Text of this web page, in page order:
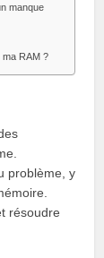
manque
ma RAM ?
problème, y
résoudre